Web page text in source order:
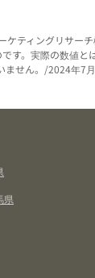
ケティングリサー
す。実際の数値と
せん。/2024年
県